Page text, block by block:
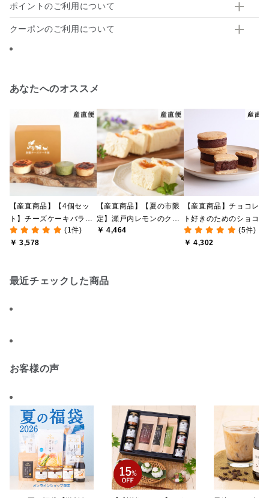
ポイントのご利用について
クーポンのご利用について
あなたへのオススメ
【産直商品】【4個セッ
ト】チーズケーキバラエ
ティ 小サイズ(プレーン
×2・カカオ・抹茶）【送
定】
(1件)
￥ 3,578
【産直商品】【夏の市限
定】瀬戸内レモンのクリ
ームチーズケーキ【送料
￥ 4,464
【産直商品】チョコレー
ト好きのためのショコラ
サンド 5個セット【送料
込み/北海道・沖縄送料別
(5件)
￥ 4,302
最近チェックした商品
お客様の声